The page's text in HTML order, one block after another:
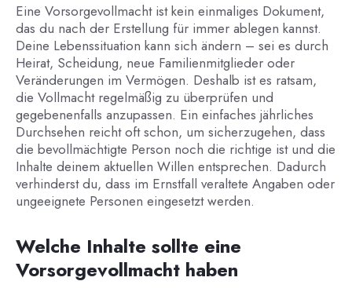
Eine Vorsorgevollmacht ist kein einmaliges Dokument,
das du nach der Erstellung für immer ablegen kannst.
Deine Lebenssituation kann sich ändern – sei es durch
Heirat, Scheidung, neue Familienmitglieder oder
Veränderungen im Vermögen. Deshalb ist es ratsam,
die Vollmacht regelmäßig zu überprüfen und
gegebenenfalls anzupassen. Ein einfaches jährliches
Durchsehen reicht oft schon, um sicherzugehen, dass
die bevollmächtigte Person noch die richtige ist und die
Inhalte deinem aktuellen Willen entsprechen. Dadurch
verhinderst du, dass im Ernstfall veraltete Angaben oder
ungeeignete Personen eingesetzt werden.
Welche Inhalte sollte eine
Vorsorgevollmacht haben